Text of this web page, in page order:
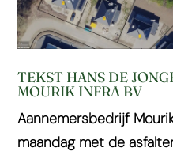
TEKST HANS DE
MOURIK INFRA BV
Aannemersbedrijf
maandag met de